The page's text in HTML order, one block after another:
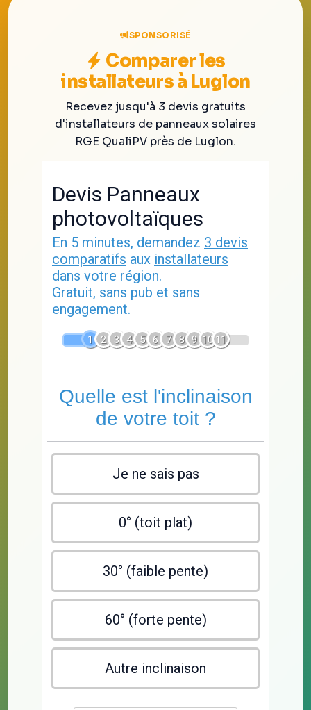
SPONSORISÉ
Comparer les
installateurs à Luglon
Recevez jusqu'à 3 devis gratuits
d'installateurs de panneaux solaires
RGE QualiPV près de Luglon.
Devis Panneaux
photovoltaïques
En 5 minutes, demandez 3 devis
comparatifs aux installateurs
dans votre région.
Gratuit, sans pub et sans
engagement.
1 2 3 4 5 6 7 8 9 10 11
Quelle est l'inclinaison
de votre toit ?
Je ne sais pas
0° (toit plat)
30° (faible pente)
60° (forte pente)
Autre inclinaison